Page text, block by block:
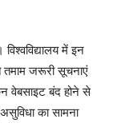
में इन
जरूरी सूचनाएं
वेबसाइट बंद होने से
का सामना